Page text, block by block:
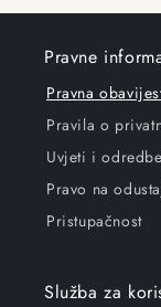
Pravne
Pravna
Pravila o
Uvjeti i odredbe
Pravo na
Pristupačnost
Služba za